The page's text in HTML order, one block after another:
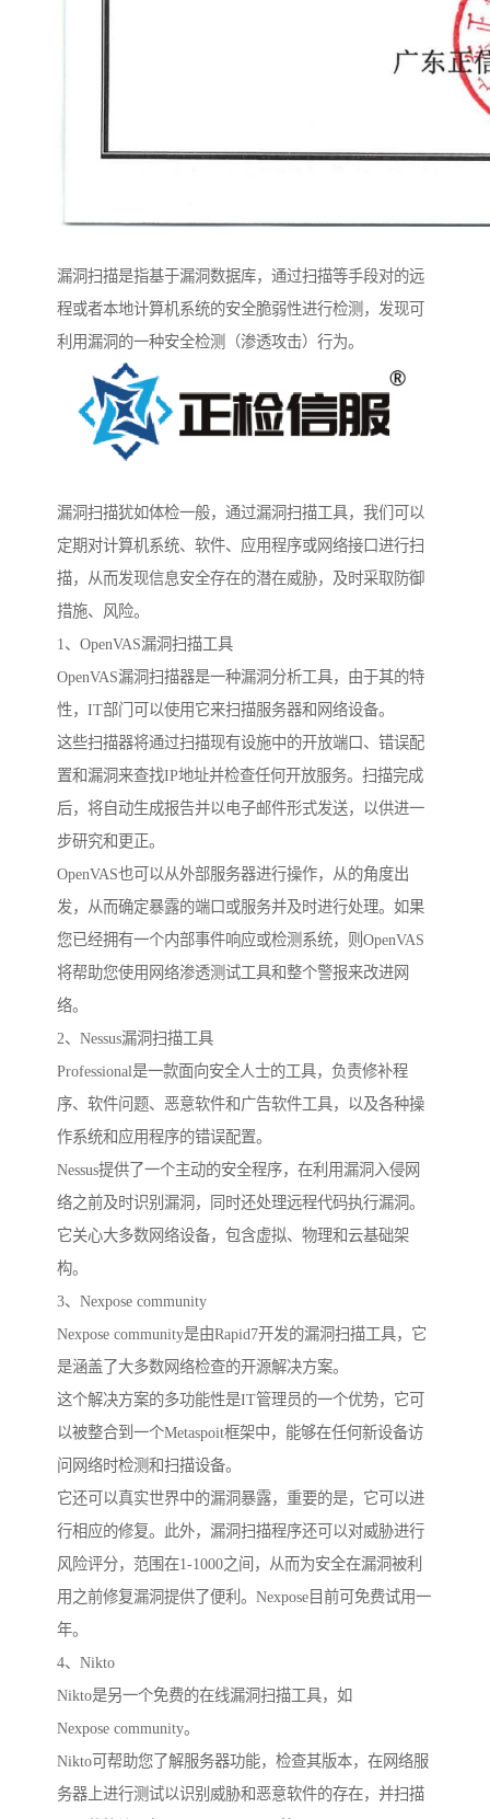
漏洞扫描是指基于漏洞数据库，通过扫描等手段对的远
程或者本地计算机系统的安全脆弱性进行检测，发现可
利用漏洞的一种安全检测（渗透攻击）行为。
漏洞扫描犹如体检一般，通过漏洞扫描工具，我们可以
定期对计算机系统、软件、应用程序或网络接口进行扫
描，从而发现信息安全存在的潜在威胁，及时采取防御
措施、风险。
1、OpenVAS漏洞扫描工具
OpenVAS漏洞扫描器是一种漏洞分析工具，由于其的特
性，IT部门可以使用它来扫描服务器和网络设备。
这些扫描器将通过扫描现有设施中的开放端口、错误配
置和漏洞来查找IP地址并检查任何开放服务。扫描完成
后，将自动生成报告并以电子邮件形式发送，以供进一
步研究和更正。
OpenVAS也可以从外部服务器进行操作，从的角度出
发，从而确定暴露的端口或服务并及时进行处理。如果
您已经拥有一个内部事件响应或检测系统，则OpenVAS
将帮助您使用网络渗透测试工具和整个警报来改进网
络。
2、Nessus漏洞扫描工具
Professional是一款面向安全人士的工具，负责修补程
序、软件问题、恶意软件和广告软件工具，以及各种操
作系统和应用程序的错误配置。
Nessus提供了一个主动的安全程序，在利用漏洞入侵网
络之前及时识别漏洞，同时还处理远程代码执行漏洞。
它关心大多数网络设备，包含虚拟、物理和云基础架
构。
3、Nexpose community
Nexpose community是由Rapid7开发的漏洞扫描工具，它
是涵盖了大多数网络检查的开源解决方案。
这个解决方案的多功能性是IT管理员的一个优势，它可
以被整合到一个Metaspoit框架中，能够在任何新设备访
问网络时检测和扫描设备。
它还可以真实世界中的漏洞暴露，重要的是，它可以进
行相应的修复。此外，漏洞扫描程序还可以对威胁进行
风险评分，范围在1-1000之间，从而为安全在漏洞被利
用之前修复漏洞提供了便利。Nexpose目前可免费试用一
年。
4、Nikto
Nikto是另一个免费的在线漏洞扫描工具，如
Nexpose community。
Nikto可帮助您了解服务器功能，检查其版本，在网络服
务器上进行测试以识别威胁和恶意软件的存在，并扫描